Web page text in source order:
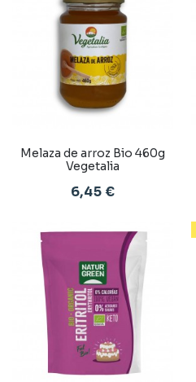
Melaza de arroz Bio 460g
Vegetalia
6,45 €